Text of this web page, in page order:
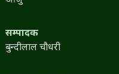
सम्पादक
बुन्दीलाल चौधरी